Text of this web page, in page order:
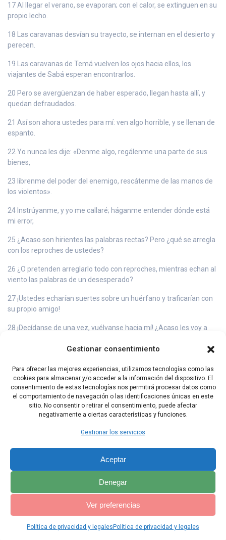
Gestionar consentimiento
Para ofrecer las mejores experiencias, utilizamos tecnologías como las
cookies para almacenar y/o acceder a la información del dispositivo. El
consentimiento de estas tecnologías nos permitirá procesar datos como
el comportamiento de navegación o las identificaciones únicas en este
sitio. No consentir o retirar el consentimiento, puede afectar
negativamente a ciertas características y funciones.
Gestionar los servicios
Aceptar
Denegar
Ver preferencias
Política de privacidad y legales Política de privacidad y legales
17 Al llegar el verano, se evaporan; con el calor, se extinguen en su
propio lecho.
18 Las caravanas desvían su trayecto, se internan en el desierto y
perecen.
19 Las caravanas de Temá vuelven los ojos hacia ellos, los
viajantes de Sabá esperan encontrarlos.
20 Pero se avergüenzan de haber esperado, llegan hasta allí, y
quedan defraudados.
21 Así son ahora ustedes para mí: ven algo horrible, y se llenan de
espanto.
22 Yo nunca les dije: «Denme algo, regálenme una parte de sus
bienes,
23 líbrenme del poder del enemigo, rescátenme de las manos de
los violentos».
24 Instrúyanme, y yo me callaré; háganme entender dónde está
mi error,
25 ¿Acaso son hirientes las palabras rectas? Pero ¿qué se arregla
con los reproches de ustedes?
26 ¿O pretenden arreglarlo todo con reproches, mientras echan al
viento las palabras de un desesperado?
27 ¡Ustedes echarían suertes sobre un huérfano y traficarían con
su propio amigo!
28 ¡Decídanse de una vez, vuélvanse hacia mí! ¿Acaso les voy a
juego mi justicia.
30 ¿Acaso hay falsedad en mi lengua o mi paladar no sabe
discernir la desgracia?
Capítulo Anterior Capítulo Siguiente